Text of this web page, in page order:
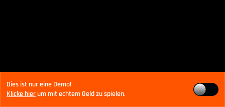
Dies ist nur eine Demo!
Klicke hierum mit echtem Geld zu spielen.